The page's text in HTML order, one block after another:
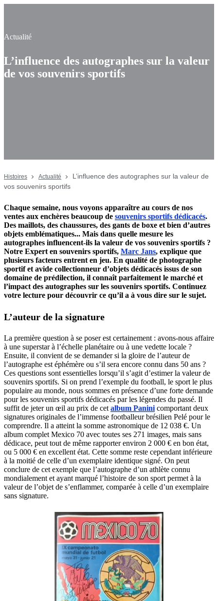
Actualité
L’influence des autographes sur la valeur
de vos souvenirs sportifs
Histoires Actualité
L’influence des autographes sur la valeur de
vos souvenirs sportifs
Chaque semaine, nous voyons apparaître au cours de nos
ventes aux enchères beaucoup de souvenirs sportifs dédicacés.
Des maillots, des chaussures, des gants de boxe et bien d’autres
objets emblématiques... Mais dans quelle mesure les
autographes influencent-ils la valeur de vos souvenirs sportifs ?
Notre Expert en souvenirs sportifs, Marc Jans, explique que
plusieurs facteurs entrent en jeu. En qualité de photographe
sportif et avide collectionneur d’objets dédicacés issus de son
domaine de prédilection, il connaît parfaitement le marché et
l’impact des autographes sur les souvenirs sportifs. Continuez
votre lecture pour découvrir ce qu’il a à vous dire sur le sujet.
L’auteur de la signature
La première question à se poser est certainement : avons-nous affaire
à une superstar à l’échelle planétaire ou à une vedette locale ?
Ensuite, il convient de se demander si la gloire de l’auteur de
l’autographe est éphémère ou s’il sera encore connu dans 50 ans ?
Ces questions sont essentielles lorsqu’il s’agit d’estimer la valeur de
souvenirs sportifs. Si on prend l’exemple du football, le sport le plus
populaire au monde, nous sommes en présence d’une forte demande
pour les souvenirs sportifs dédicacés par les légendes du passé. Il
suffit de jeter un œil au prix de cet album Panini comportant deux
signatures originales de l’immense footballeur brésilien Pelé pour le
comprendre. Il a atteint la somme astronomique de 12 038 €. Un
album complet Mexico 70 avec toutes ses 271 images, mais sans
dédicace, peut tout de même rapporter environ 2 000 € en bon état,
ou 5 000 € en excellent état. Cette somme reste cependant inférieure
à la moitié de celle d’un exemplaire identique signé. On peut
conclure de cet exemple que l’autographe d’un athlète connu
mondialement et ayant marqué l’histoire de son sport permet à la
valeur de l’objet de s’enflammer, comparée à celle d’un exemplaire
sans signature.